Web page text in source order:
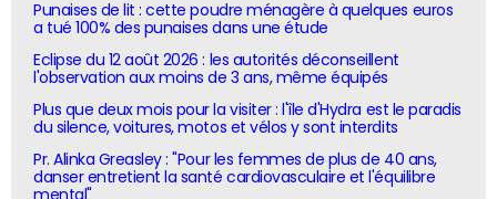
Punaises de lit : cette poudre ménagère à quelques euros
a tué 100% des punaises dans une étude
Eclipse du 12 août 2026 : les autorités déconseillent
l'observation aux moins de 3 ans, même équipés
Plus que deux mois pour la visiter : l'île d'Hydra est le paradis
du silence, voitures, motos et vélos y sont interdits
Pr. Alinka Greasley : "Pour les femmes de plus de 40 ans,
danser entretient la santé cardiovasculaire et l'équilibre
mental"